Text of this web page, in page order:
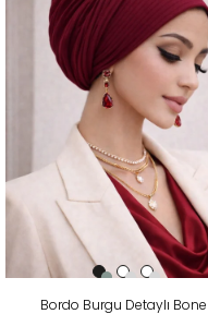
Bordo Burgu Detaylı Bone